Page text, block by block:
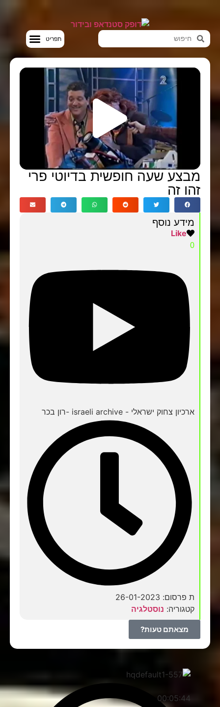
שעה חופשית בדיוטי פרי
זה
מידע נוסף
ארכיון צחוק ישראלי - israeli archive -רון בכר
ת פרסום: 26-01-2023
קטגוריה:נוסטלגיה
מצאתם טעות?
00:05:44